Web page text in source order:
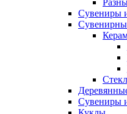
Сувениры
Сувениры